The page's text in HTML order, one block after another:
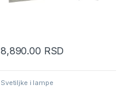
8,890.00 RSD
Svetiljke i lampe